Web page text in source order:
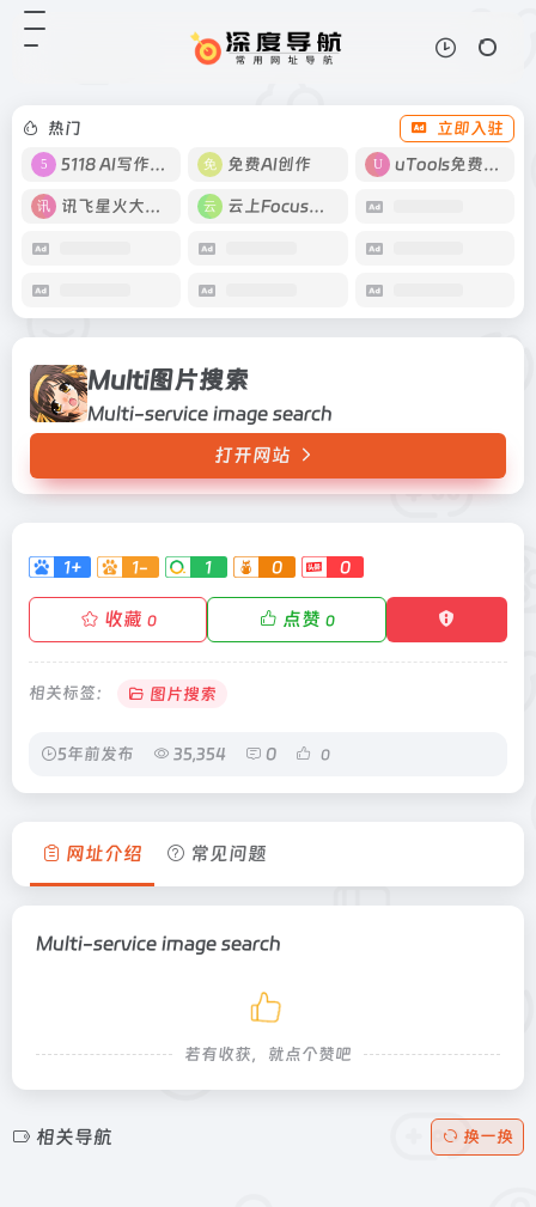
热门
立即入驻
5118 AI写作工具
免费AI创作 uTools免费工具箱
讯飞星火大模型 云上Focus接码
Multi图片搜索
Multi-service image search
打开网站
1+ 1- 1 0 0
收藏 0 点赞 0
相关标签： 图片搜索
5年前发布 35,354 0 0
网址介绍 常见问题
Multi-service image search
若有收获，就点个赞吧
相关导航 换一换